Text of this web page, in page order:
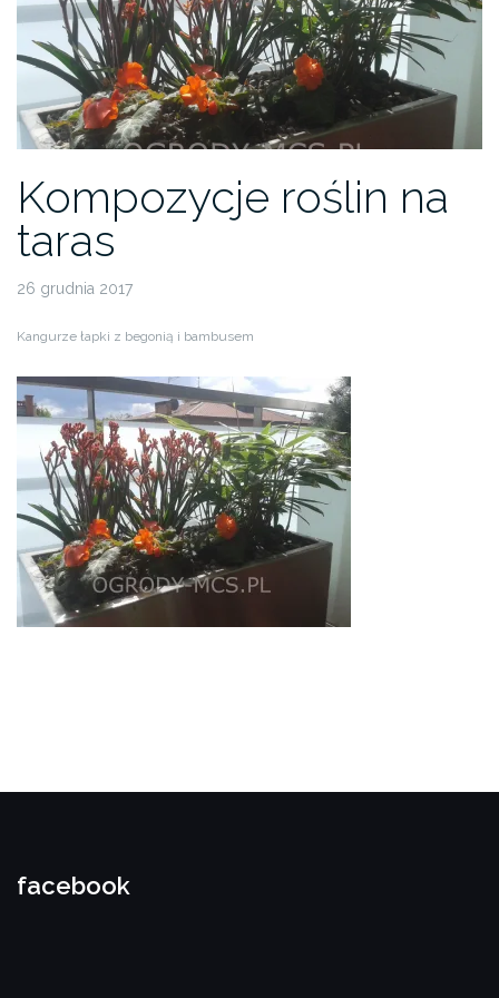
Kompozycje roślin na
taras
26 grudnia 2017
Kangurze łapki z begonią i bambusem
facebook